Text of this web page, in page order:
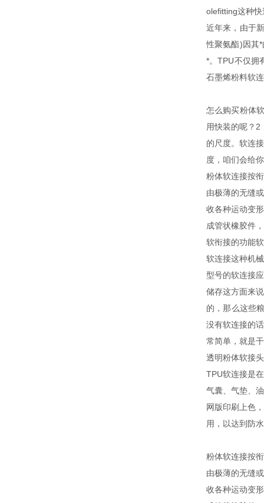
olefitting这种
近年来，由于
性聚氨酯)因其
*。TPU不仅拥
石墨烯粉料软
怎么购买粉体
用快装的呢？
的尺度。软连
度，咱们会给
粉体软连接按
由极薄的无缝
收各种运动变
成管状橡胶件
软衔接的功能
软连接这种机
型号的软连接
储存这方面来
的，那么这些
没有软连接的
常简单，就是
透明粉体软接
TPU软连接是
气囊、气垫、
网版印刷上色
用，以达到防
粉体软连接按
由极薄的无缝
收各种运动变